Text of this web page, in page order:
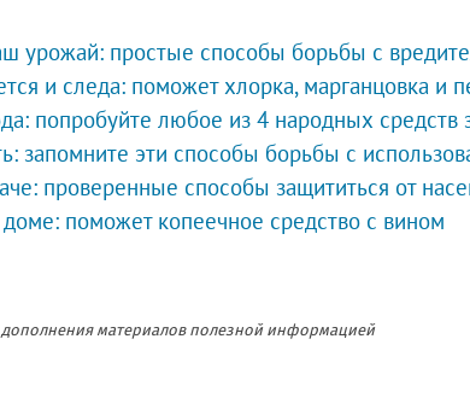
урожай: простые способы борьбы с
и следа: поможет хлорка, марганцовка и
попробуйте любое из 4 народных средств
запомните эти способы борьбы с
проверенные способы защититься от
поможет копеечное средство с вином
дополнения материалов полезной информацией